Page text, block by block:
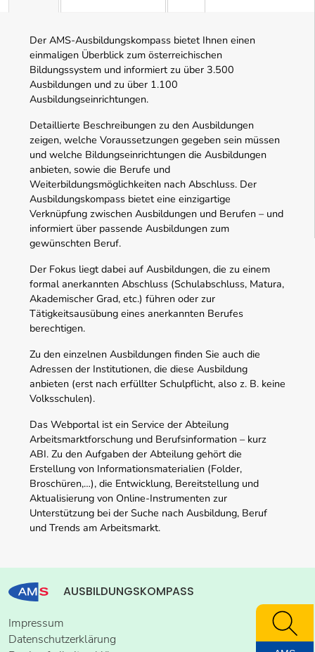
Der AMS-Ausbildungskompass bietet Ihnen einen
einmaligen Überblick zum österreichischen
Bildungssystem und informiert zu über 3.500
Ausbildungen und zu über 1.100
Ausbildungseinrichtungen.
Detaillierte Beschreibungen zu den Ausbildungen
zeigen, welche Voraussetzungen gegeben sein müssen
und welche Bildungseinrichtungen die Ausbildungen
anbieten, sowie die Berufe und
Weiterbildungsmöglichkeiten nach Abschluss. Der
Ausbildungskompass bietet eine einzigartige
Verknüpfung zwischen Ausbildungen und Berufen – und
informiert über passende Ausbildungen zum
gewünschten Beruf.
Der Fokus liegt dabei auf Ausbildungen, die zu einem
formal anerkannten Abschluss (Schulabschluss, Matura,
Akademischer Grad, etc.) führen oder zur
Tätigkeitsausübung eines anerkannten Berufes
berechtigen.
Zu den einzelnen Ausbildungen finden Sie auch die
Adressen der Institutionen, die diese Ausbildung
anbieten (erst nach erfüllter Schulpflicht, also z. B. keine
Volksschulen).
Das Webportal ist ein Service der Abteilung
Arbeitsmarktforschung und Berufsinformation – kurz
ABI. Zu den Aufgaben der Abteilung gehört die
Erstellung von Informationsmaterialien (Folder,
Broschüren,…), die Entwicklung, Bereitstellung und
Aktualisierung von Online-Instrumenten zur
Unterstützung bei der Suche nach Ausbildung, Beruf
und Trends am Arbeitsmarkt.
AUSBILDUNGSKOMPASS
Impressum
Datenschutzerklärung